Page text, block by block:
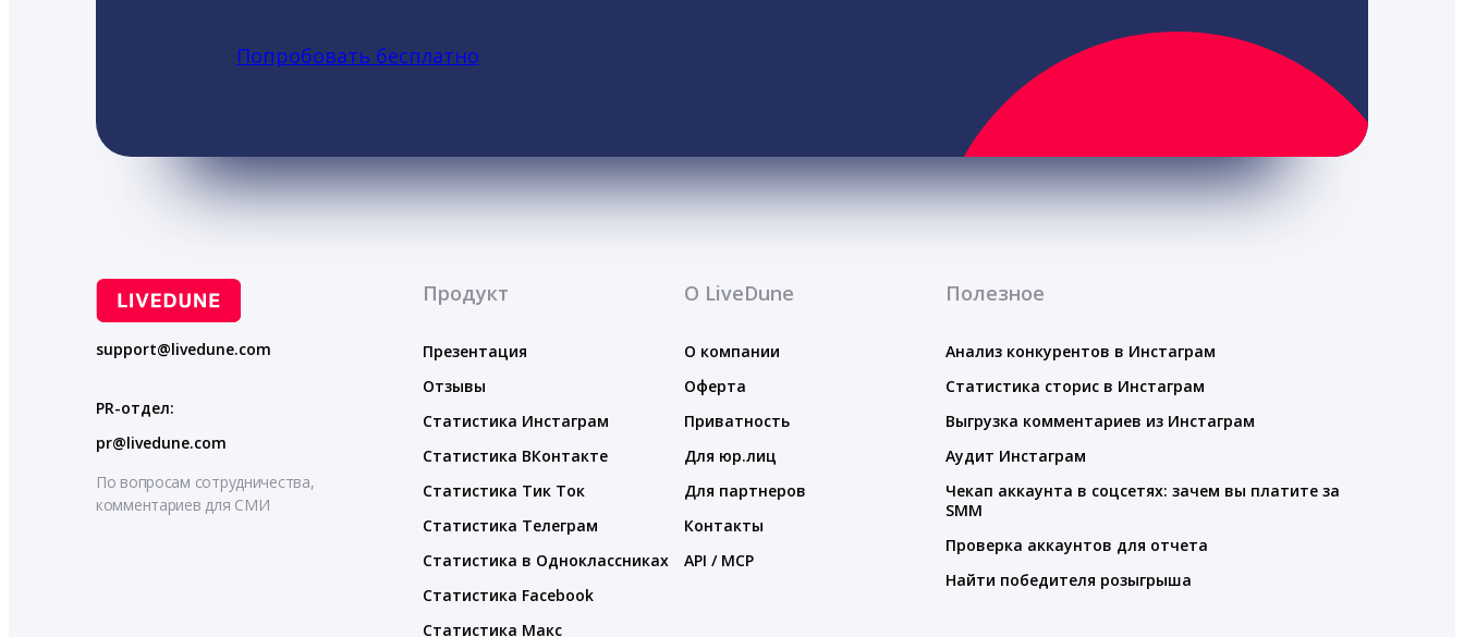
Попробовать бесплатно
support@livedune.com
PR-отдел:
pr@livedune.com
По вопросам сотрудничества,
комментариев для СМИ
Продукт
Презентация
Отзывы
Статистика Инстаграм
Статистика ВКонтакте
Статистика Тик Ток
Статистика Телеграм
Статистика в Одноклассниках
Статистика Facebook
Статистика Макс
О LiveDune
О компании
Оферта
Приватность
Для юр.лиц
Для партнеров
Контакты
API / MCP
Полезное
Анализ конкурентов в Инстаграм
Статистика сторис в Инстаграм
Выгрузка комментариев из Инстаграм
Аудит Инстаграм
Чекап аккаунта в соцсетях: зачем вы платите за
SMM
Проверка аккаунтов для отчета
Найти победителя розыгрыша